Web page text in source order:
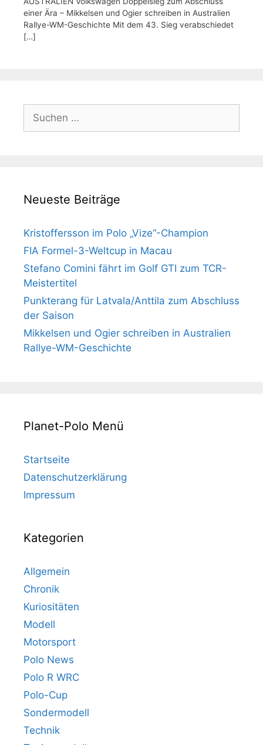
einer Ära – Mikkelsen und Ogier schreiben in Australien
Rallye-WM-Geschichte Mit dem 43. Sieg verabschiedet
[…]
Suchen
nach:
Neueste Beiträge
Kristoffersson im Polo „Vize“-Champion
FIA Formel-3-Weltcup in Macau
Stefano Comini fährt im Golf GTI zum TCR-
Meistertitel
Punkterang für Latvala/Anttila zum Abschluss
der Saison
Mikkelsen und Ogier schreiben in Australien
Rallye-WM-Geschichte
Planet-Polo Menü
Startseite
Datenschutzerklärung
Impressum
Kategorien
Allgemein
Chronik
Kuriositäten
Modell
Motorsport
Polo News
Polo R WRC
Polo-Cup
Sondermodell
Technik